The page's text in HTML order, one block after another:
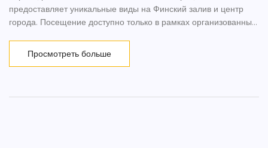
предоставляет уникальные виды на Финский залив и центр
города. Посещение доступно только в рамках организованных
Просмотреть больше